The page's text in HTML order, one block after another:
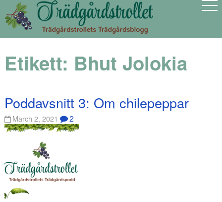
Etikett: Bhut Jolokia
Poddavsnitt 3: Om chilepeppar
March 2, 2021 2